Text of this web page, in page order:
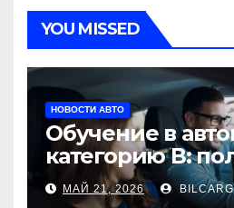
YOU MISSED
НОВОСТИ АВТО
Обучение в
категорию В:
для будущих
МАЙ 21, 2026